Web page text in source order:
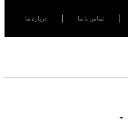
تماس با ما درباره ما